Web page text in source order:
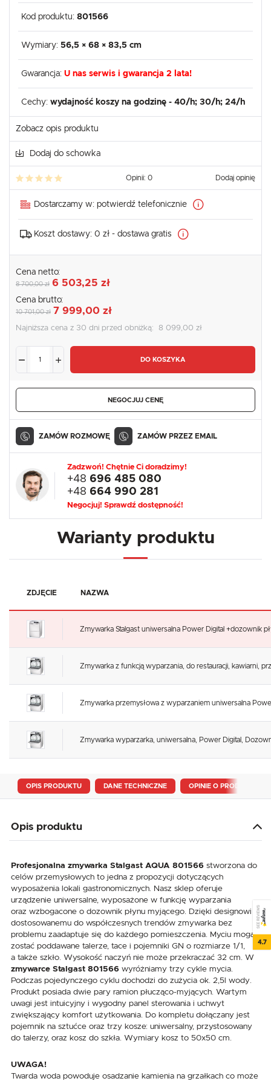
Kod produktu: 801566
Wymiary: 56,5 × 68 × 83,5 cm
Gwarancja: U nas serwis i gwarancja 2 lata!
Cechy: wydajność koszy na godzinę - 40/h; 30/h; 24/h
Zobacz opis produktu
Dodaj do schowka
Opinii: 0 Dodaj opinię
Dostarczamy w: potwierdź telefonicznie
Koszt dostawy: 0 zł - dostawa gratis
Cena netto:
8 700,00 zł 6 503,25 zł
Cena brutto:
10 701,00 zł 7 999,00 zł
Najniższa cena z 30 dni przed obniżką: 8 099,00 zł
DO KOSZYKA
NEGOCJUJ CENĘ
ZAMÓW ROZMOWĘ ZAMÓW PRZEZ EMAIL
Zadzwoń! Chętnie Ci doradzimy!
+48 696 485 080
+48 664 990 281
Negocjuj! Sprawdź dostępność!
Warianty produktu
ZDJĘCIE NAZWA
Zmywarka Stalgast uniwersalna Power Digital +dozownik
Zmywarka z funkcją wyparzania, do restauracji, kawiarni,
Zmywarka przemysłowa z wyparzaniem uniwersalna
Zmywarka wyparzarka, uniwersalna, Power Digital,
OPIS PRODUKTU DANE TECHNICZNE OPINIE O PRODUKCIE
Opis produktu
Profesjonalna zmywarka Stalgast AQUA 801566 stworzona do
celów przemysłowych to jedna z propozycji dotyczących
wyposażenia lokali gastronomicznych. Nasz sklep oferuje
urządzenie uniwersalne, wyposażone w funkcję wyparzania
oraz wzbogacone o dozownik płynu myjącego. Dzięki designowi
dostosowanemu do współczesnych trendów zmywarka bez
problemu zaadaptuje się do każdego pomieszczenia. Myciu mogą
zostać poddawane talerze, tace i pojemniki GN o rozmiarze 1/1,
a także szkło. Wysokość naczyń nie może przekraczać 32 cm. W
zmywarce Stalgast 801566 wyróżniamy trzy cykle mycia.
Podczas pojedynczego cyklu dochodzi do zużycia ok. 2,5l wody.
Produkt posiada dwie pary ramion płucząco-myjących. Wartym
uwagi jest intuicyjny i wygodny panel sterowania i uchwyt
zwiększający komfort użytkowania. Do kompletu dołączany jest
pojemnik na sztućce oraz trzy kosze: uniwersalny, przystosowany
do talerzy, oraz kosz do szkła. Wymiary kosz to 50x50 cm.
UWAGA!
Twarda woda powoduje osadzanie kamienia na grzałkach co może
SEE REVIEWS
4.7